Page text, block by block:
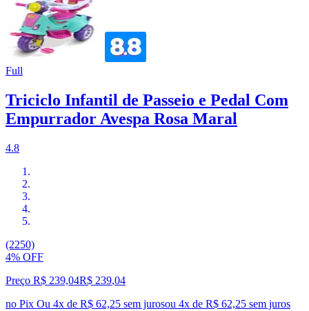
Full
Triciclo Infantil de Passeio e Pedal Com
Empurrador Avespa Rosa Maral
4.8
(2250)
4% OFF
Preço R$ 239,04R$ 239,04
no Pix Ou 4x de R$ 62,25 sem jurosou 4x de R$ 62,25 sem juros